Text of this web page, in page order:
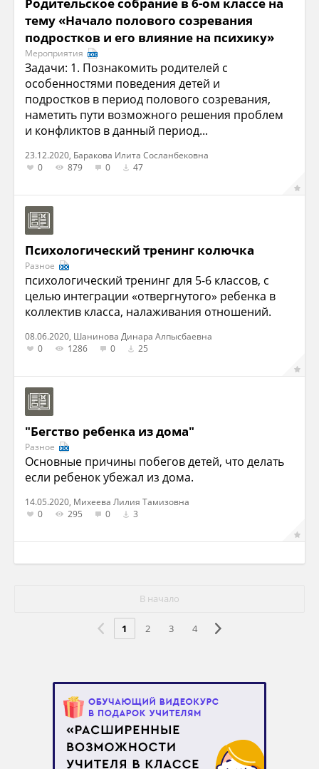
Родительское собрание в 6-ом классе на
тему «Начало полового созревания
подростков и его влияние на психику»
Мероприятия
Задачи: 1. Познакомить родителей с
особенностями поведения детей и
подростков в период полового созревания,
наметить пути возможного решения проблем
и конфликтов в данный период...
23.12.2020, Баракова Илита Сосланбековна
0
879 0 47
Психологический тренинг колючка
Разное
психологический тренинг для 5-6 классов, с
целью интеграции «отвергнутого» ребенка в
коллектив класса, налаживания отношений.
08.06.2020, Шанинова Динара Алпысбаевна
0
1286 0 25
"Бегство ребенка из дома"
Разное
Основные причины побегов детей, что делать
если ребенок убежал из дома.
14.05.2020, Михеева Лилия Тамизовна
0
295 0 3
В начало
1 2 3 4